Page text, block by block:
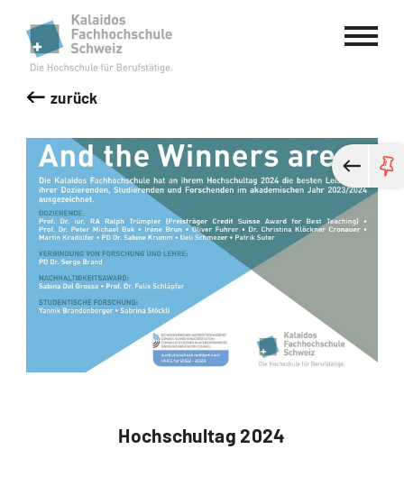
Kalaidos Fachhochschule Schweiz
zurück
Hochschultag 2024